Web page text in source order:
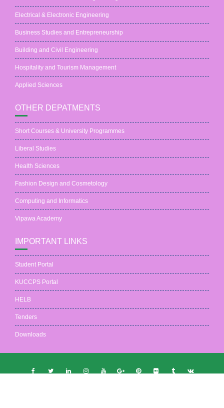
Electrical & Electronic Engineering
Business Studies and Entrepreneurship
Building and Civil Engineering
Hospitality and Tourism Management
Applied Sciences
OTHER DEPATMENTS
Short Courses & University Programmes
Liberal Studies
Health Sciences
Fashion Design and Cosmetology
Computing and Informatics
Vipawa Academy
IMPORTANT LINKS
Student Portal
KUCCPS Portal
HELB
Tenders
Downloads